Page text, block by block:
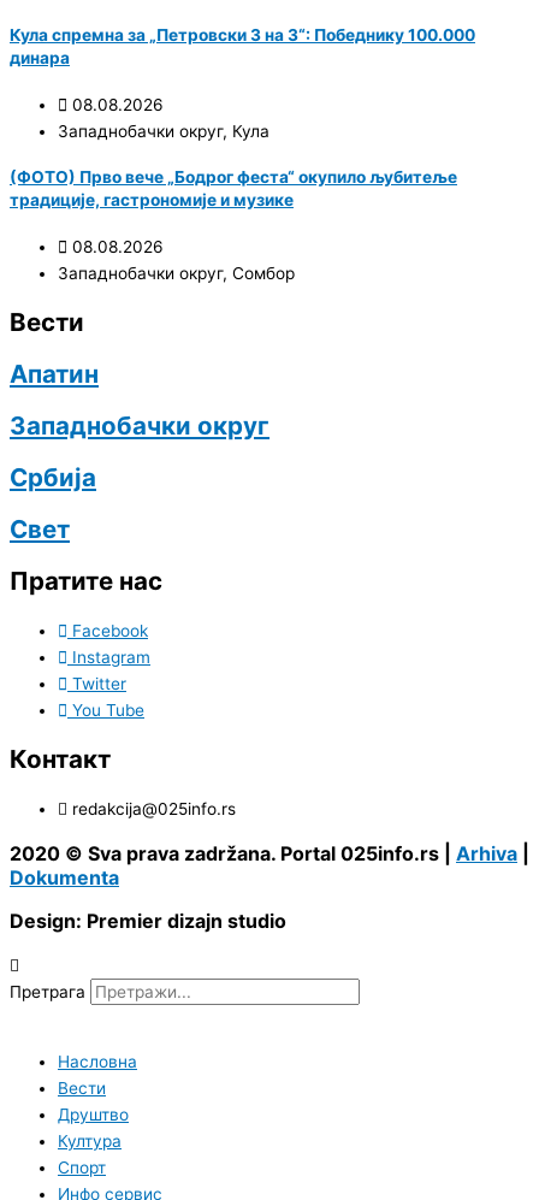
Кула спремна за „Петровски 3 на 3“: Победнику 100.000
динара
08.08.2026
Западнобачки округ, Кула
(ФОТО) Прво вече „Бодрог феста“ окупило љубитеље
традиције, гастрономије и музике
08.08.2026
Западнобачки округ, Сомбор
Вести
Апатин
Западнобачки округ
Србија
Свет
Пратите нас
Facebook
Instagram
Twitter
You Tube
Контакт
redakcija@025info.rs
2020 © Sva prava zadržana. Portal 025info.rs | Arhiva
Dokumenta
Design: Premier dizajn studio
Претрага
Насловна
Вести
Друштво
Култура
Спорт
Инфо сервис